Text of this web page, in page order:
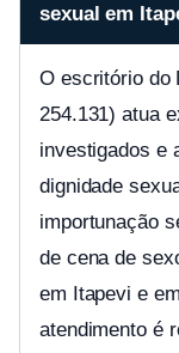
sexual em
O escritório do
254.131) atua
investigados e
dignidade
importunação
de cena de
em Itapevi e
atendimento é